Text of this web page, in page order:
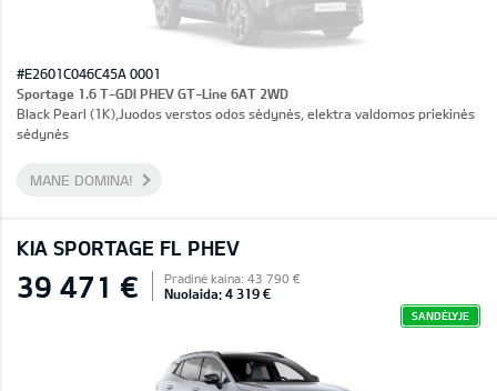
#E2601C046C45A 0001
Sportage 1.6 T-GDI PHEV GT-Line 6AT 2WD
Black Pearl (1K),Juodos verstos odos sėdynės, elektra valdomos priekinės
sėdynės
MANE DOMINA!
KIA SPORTAGE FL PHEV
39 471 € Pradinė kaina: 43 790 €
Nuolaida: 4 319 €
SANDĖLYJE